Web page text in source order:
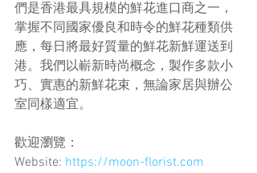
們是香港最具規模的鮮花進口商之一，
掌握不同國家優良和時令的鮮花種類供
應，每日將最好質量的鮮花新鮮運送到
港。我們以嶄新時尚概念，製作多款小
巧、實惠的新鮮花束，無論家居與辦公
室同樣適宜。
歡迎瀏覽：
Website: https://moon-florist.com